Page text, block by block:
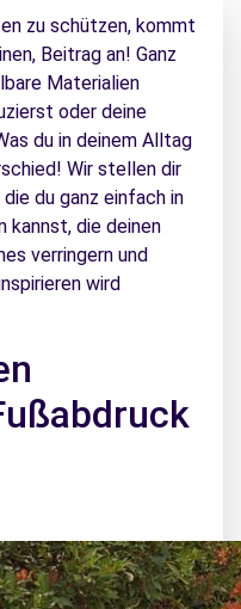
zu schützen, kommt
Beitrag an! Ganz
Materialien
oder deine
du in deinem Alltag
Wir stellen dir
du ganz einfach in
kannst, die deinen
verringern und
wird